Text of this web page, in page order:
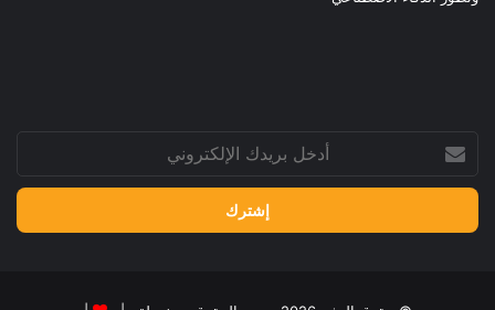
بريدك
الإلكتروني